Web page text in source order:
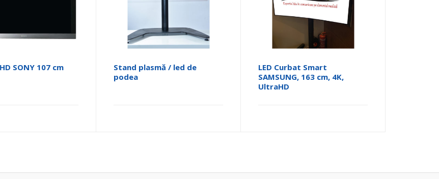
SONY 107 cm
Stand plasmă / led de
podea
LED Curbat Smart
SAMSUNG, 163 cm, 4K,
UltraHD